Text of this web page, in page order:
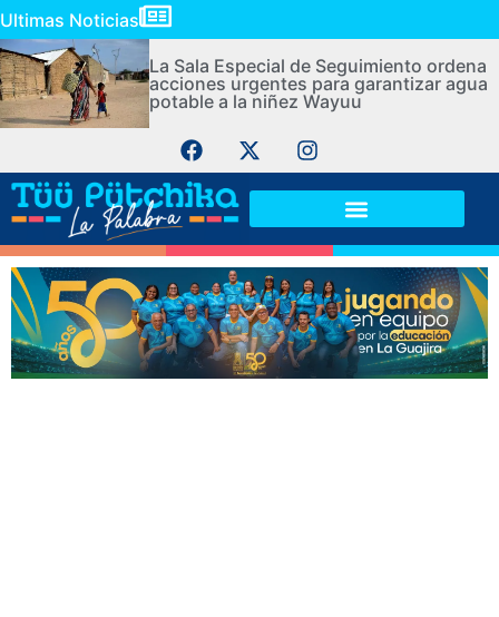
Ultimas Noticias
La Sala Especial de Seguimiento ordena
acciones urgentes para garantizar agua
potable a la niñez Wayuu